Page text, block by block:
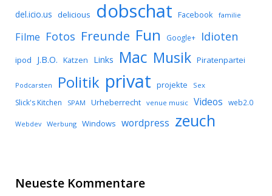
del.icio.us delicious dobschat Facebook familie
Filme Fotos Freunde Fun Google+ Idioten
ipod J.B.O. Katzen Links Mac Musik Piratenpartei
Podcarsten Politik privat projekte Sex
Slick's Kitchen SPAM Urheberrecht venue music Videos web2.0
Webdev Werbung Windows wordpress zeuch
Neueste Kommentare